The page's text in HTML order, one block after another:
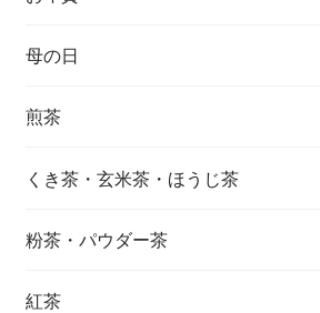
母の日
煎茶
くき茶・玄米茶・ほうじ茶
粉茶・パウダー茶
紅茶